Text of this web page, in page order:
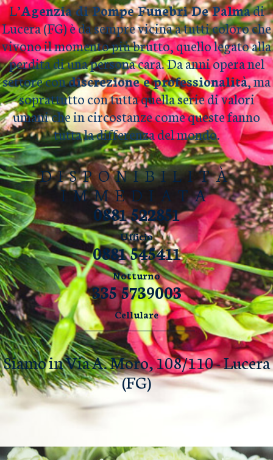
L’Agenzia di Pompe Funebri De Palmadi
Lucera (FG) è da sempre vicina a tutti coloro che
vivono il momento più brutto, quello legato alla
perdita di una persona cara. Da anni opera nel
settore condiscrezione e professionalità, ma
soprattutto con tutta quella serie di valori
umani che in circostanze come queste fanno
tutta la differenza del mondo.
DISPONIBILITÀ
IMMEDIATA
0881 522851
Ufficio
0881 545411
Notturno
335 5739003
Cellulare
Siamo in Via A. Moro, 108/110 - Lucera
(FG)